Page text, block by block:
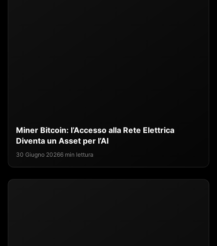
Miner Bitcoin: l’Accesso alla Rete Elettrica
Diventa un Asset per l’AI
30 Giugno 20266 min lettura